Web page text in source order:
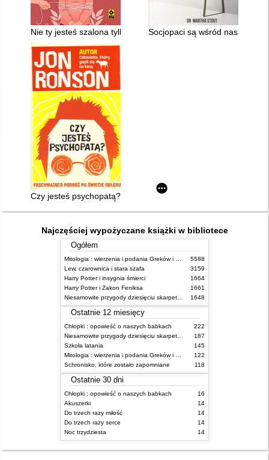
Nie ty jesteś szalona tylko twoja matkaSocjopaci są wśród nas :
Czy jesteś psychopatą? : fascynująca podróż po świecie
Najczęściej wypożyczane książki w bibliotece
Ogółem
5588
Lew, czarownica i stara szafa
3159
Harry Potter i insygnia śmierci
1664
Harry Potter i Zakon Feniksa
1661
1648
Ostatnie 12 miesięcy
Chłopki : opowieść o naszych babkach
222
187
Szkoła latania
145
122
Schronisko, które zostało zapomniane
118
Ostatnie 30 dni
Chłopki : opowieść o naszych babkach
16
Akuszerki
14
Do trzech razy miłość
14
Do trzech razy serce
14
Noc trzydziesta
14